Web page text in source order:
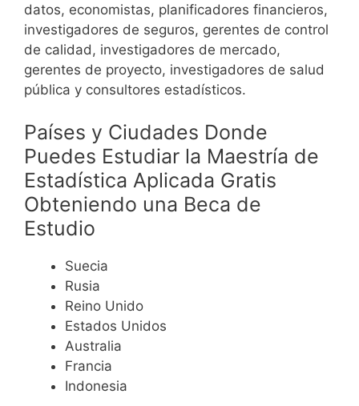
datos, economistas, planificadores financieros,
investigadores de seguros, gerentes de control
de calidad, investigadores de mercado,
gerentes de proyecto, investigadores de salud
pública y consultores estadísticos.
Países y Ciudades Donde
Puedes Estudiar la Maestría de
Estadística Aplicada Gratis
Obteniendo una Beca de
Estudio
Suecia
Rusia
Reino Unido
Estados Unidos
Australia
Francia
Indonesia